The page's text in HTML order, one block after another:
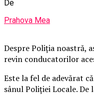
De
Prahova Mea
Despre Poliţia noastră,
revin conducatorilor
Este la fel de adevărat
sânul Poliţiei Locale.